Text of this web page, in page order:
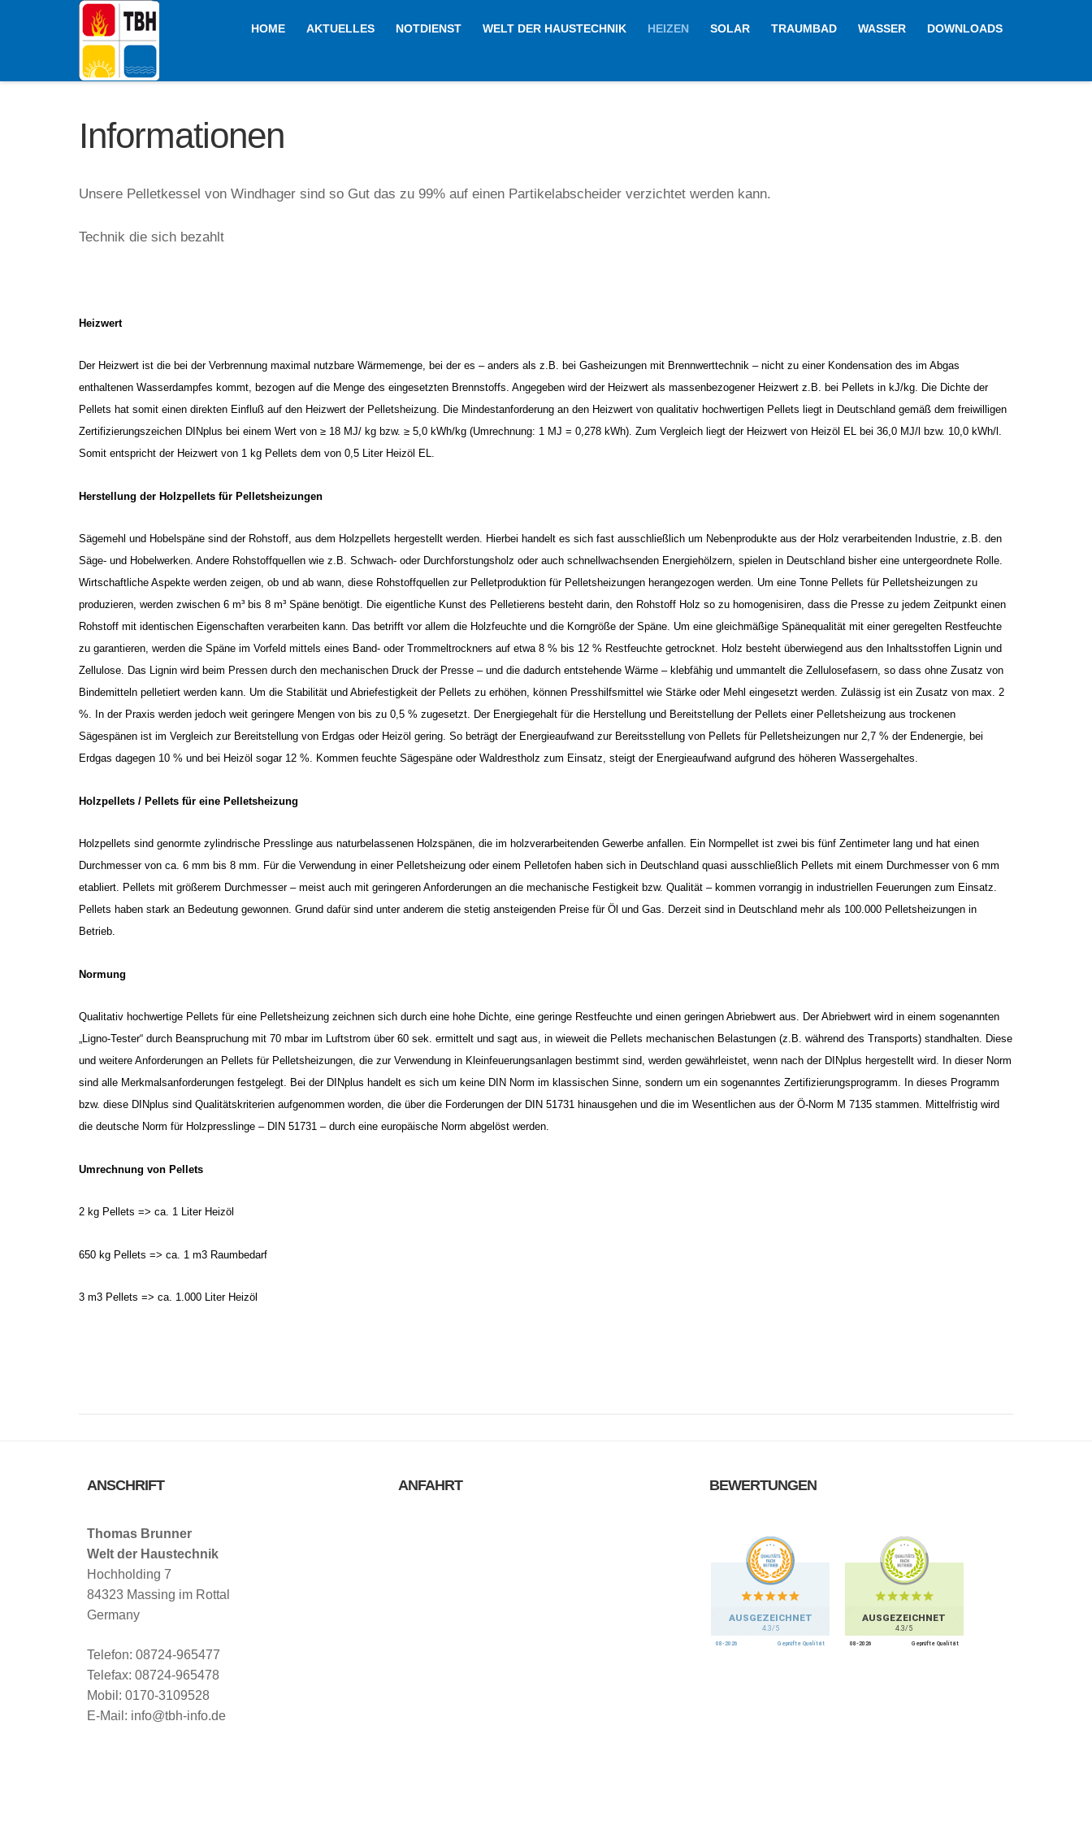
Informationen
Unsere Pelletkessel von Windhager sind so Gut das zu 99% auf einen Partikelabscheider verzichtet werden kann.
Technik die sich bezahlt
Heizwert
Der Heizwert ist die bei der Verbrennung maximal nutzbare Wärmemenge, bei der es – anders als z.B. bei Gasheizungen mit Brennwerttechnik – nicht zu einer Kondensation des im Abgas
enthaltenen Wasserdampfes kommt, bezogen auf die Menge des eingesetzten Brennstoffs. Angegeben wird der Heizwert als massenbezogener Heizwert z.B. bei Pellets in kJ/kg. Die Dichte der
Pellets hat somit einen direkten Einfluß auf den Heizwert der Pelletsheizung. Die Mindestanforderung an den Heizwert von qualitativ hochwertigen Pellets liegt in Deutschland gemäß dem freiwilligen
Zertifizierungszeichen DINplus bei einem Wert von ≥ 18 MJ/ kg bzw. ≥ 5,0 kWh/kg (Umrechnung: 1 MJ = 0,278 kWh). Zum Vergleich liegt der Heizwert von Heizöl EL bei 36,0 MJ/l bzw. 10,0 kWh/l.
Somit entspricht der Heizwert von 1 kg Pellets dem von 0,5 Liter Heizöl EL.
Herstellung der Holzpellets für Pelletsheizungen
Sägemehl und Hobelspäne sind der Rohstoff, aus dem Holzpellets hergestellt werden. Hierbei handelt es sich fast ausschließlich um Nebenprodukte aus der Holz verarbeitenden Industrie, z.B. den
Säge- und Hobelwerken. Andere Rohstoffquellen wie z.B. Schwach- oder Durchforstungsholz oder auch schnellwachsenden Energiehölzern, spielen in Deutschland bisher eine untergeordnete Rolle.
Wirtschaftliche Aspekte werden zeigen, ob und ab wann, diese Rohstoffquellen zur Pelletproduktion für Pelletsheizungen herangezogen werden. Um eine Tonne Pellets für Pelletsheizungen zu
produzieren, werden zwischen 6 m³ bis 8 m³ Späne benötigt. Die eigentliche Kunst des Pelletierens besteht darin, den Rohstoff Holz so zu homogenisiren, dass die Presse zu jedem Zeitpunkt einen
Rohstoff mit identischen Eigenschaften verarbeiten kann. Das betrifft vor allem die Holzfeuchte und die Korngröße der Späne. Um eine gleichmäßige Spänequalität mit einer geregelten Restfeuchte
zu garantieren, werden die Späne im Vorfeld mittels eines Band- oder Trommeltrockners auf etwa 8 % bis 12 % Restfeuchte getrocknet. Holz besteht überwiegend aus den Inhaltsstoffen Lignin und
Zellulose. Das Lignin wird beim Pressen durch den mechanischen Druck der Presse – und die dadurch entstehende Wärme – klebfähig und ummantelt die Zellulosefasern, so dass ohne Zusatz von
Bindemitteln pelletiert werden kann. Um die Stabilität und Abriefestigkeit der Pellets zu erhöhen, können Presshilfsmittel wie Stärke oder Mehl eingesetzt werden. Zulässig ist ein Zusatz von max. 2
%. In der Praxis werden jedoch weit geringere Mengen von bis zu 0,5 % zugesetzt. Der Energiegehalt für die Herstellung und Bereitstellung der Pellets einer Pelletsheizung aus trockenen
Sägespänen ist im Vergleich zur Bereitstellung von Erdgas oder Heizöl gering. So beträgt der Energieaufwand zur Bereitsstellung von Pellets für Pelletsheizungen nur 2,7 % der Endenergie, bei
Erdgas dagegen 10 % und bei Heizöl sogar 12 %. Kommen feuchte Sägespäne oder Waldrestholz zum Einsatz, steigt der Energieaufwand aufgrund des höheren Wassergehaltes.
Holzpellets / Pellets für eine Pelletsheizung
Holzpellets sind genormte zylindrische Presslinge aus naturbelassenen Holzspänen, die im holzverarbeitenden Gewerbe anfallen. Ein Normpellet ist zwei bis fünf Zentimeter lang und hat einen
Durchmesser von ca. 6 mm bis 8 mm. Für die Verwendung in einer Pelletsheizung oder einem Pelletofen haben sich in Deutschland quasi ausschließlich Pellets mit einem Durchmesser von 6 mm
etabliert. Pellets mit größerem Durchmesser – meist auch mit geringeren Anforderungen an die mechanische Festigkeit bzw. Qualität – kommen vorrangig in industriellen Feuerungen zum Einsatz.
Pellets haben stark an Bedeutung gewonnen. Grund dafür sind unter anderem die stetig ansteigenden Preise für Öl und Gas. Derzeit sind in Deutschland mehr als 100.000 Pelletsheizungen in
Betrieb.
Normung
Qualitativ hochwertige Pellets für eine Pelletsheizung zeichnen sich durch eine hohe Dichte, eine geringe Restfeuchte und einen geringen Abriebwert aus. Der Abriebwert wird in einem sogenannten
„Ligno-Tester“ durch Beanspruchung mit 70 mbar im Luftstrom über 60 sek. ermittelt und sagt aus, in wieweit die Pellets mechanischen Belastungen (z.B. während des Transports) standhalten. Diese
und weitere Anforderungen an Pellets für Pelletsheizungen, die zur Verwendung in Kleinfeuerungsanlagen bestimmt sind, werden gewährleistet, wenn nach der DINplus hergestellt wird. In dieser Norm
sind alle Merkmalsanforderungen festgelegt. Bei der DINplus handelt es sich um keine DIN Norm im klassischen Sinne, sondern um ein sogenanntes Zertifizierungsprogramm. In dieses Programm
bzw. diese DINplus sind Qualitätskriterien aufgenommen worden, die über die Forderungen der DIN 51731 hinausgehen und die im Wesentlichen aus der Ö-Norm M 7135 stammen. Mittelfristig wird
die deutsche Norm für Holzpresslinge – DIN 51731 – durch eine europäische Norm abgelöst werden.
Umrechnung von Pellets
2 kg Pellets => ca. 1 Liter Heizöl
650 kg Pellets => ca. 1 m3 Raumbedarf
3 m3 Pellets => ca. 1.000 Liter Heizöl
ANSCHRIFT
Thomas Brunner
Welt der Haustechnik
Hochholding 7
84323 Massing im Rottal
Germany
Telefon: 08724-965477
Telefax: 08724-965478
Mobil: 0170-3109528
E-Mail: info@tbh-info.de
ANFAHRT BEWERTUNGEN
HOME AKTUELLES NOTDIENST WELT DER HAUSTECHNIK HEIZEN SOLAR TRAUMBAD WASSER DOWNLOADS